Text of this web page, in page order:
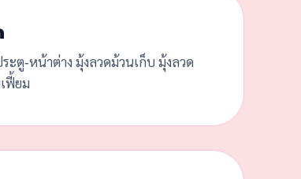
ะตู-หน้าต่าง มุ้งลวดม้วนเก็บ มุ้งลวด
ฟี้ยม